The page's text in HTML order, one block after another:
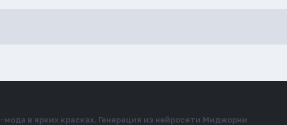
в ярких красках. Генерация из нейросети Миджорни